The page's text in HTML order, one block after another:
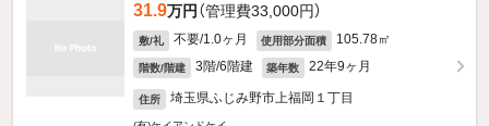
31.9万円 （管理費33,000円）
敷/礼 不要/1.0ヶ月 使用部分面積 105.78㎡
階数/階建 3階/6階建 築年数 22年9ヶ月
住所 埼玉県ふじみ野市上福岡１丁目